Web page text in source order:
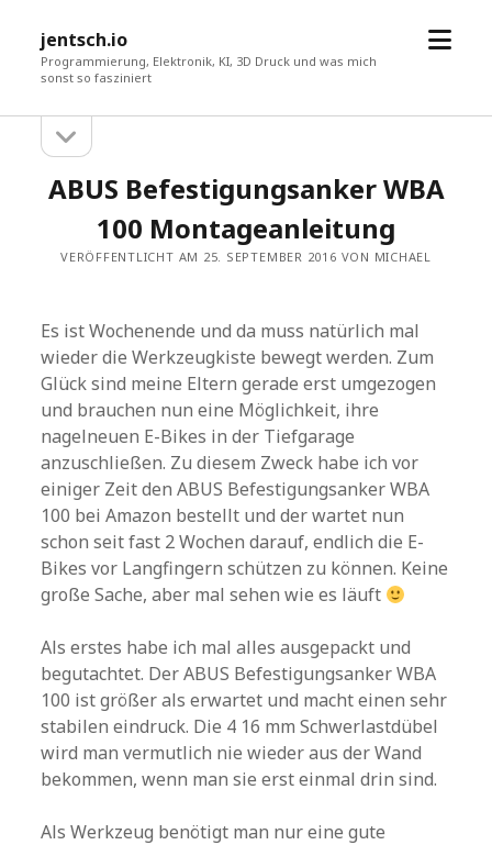
jentsch.io
Programmierung, Elektronik, KI, 3D Druck und was mich
sonst so fasziniert
Menü
Sidebaröffnen
ABUS Befestigungsanker WBA
100 Montageanleitung
VERÖFFENTLICHT AM 25. SEPTEMBER 2016 VON MICHAEL
Es ist Wochenende und da muss natürlich mal
wieder die Werkzeugkiste bewegt werden. Zum
Glück sind meine Eltern gerade erst umgezogen
und brauchen nun eine Möglichkeit, ihre
nagelneuen E-Bikes in der Tiefgarage
anzuschließen. Zu diesem Zweck habe ich vor
einiger Zeit den ABUS Befestigungsanker WBA
100 bei Amazon bestellt und der wartet nun
schon seit fast 2 Wochen darauf, endlich die E-
Bikes vor Langfingern schützen zu können. Keine
große Sache, aber mal sehen wie es läuft
Als erstes habe ich mal alles ausgepackt und
begutachtet. Der ABUS Befestigungsanker WBA
100 ist größer als erwartet und macht einen sehr
stabilen eindruck. Die 4 16 mm Schwerlastdübel
wird man vermutlich nie wieder aus der Wand
bekommen, wenn man sie erst einmal drin sind.
Als Werkzeug benötigt man nur eine gute